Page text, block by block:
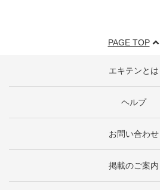
PAGE TOP
エキテンとは
ヘルプ
お問い合わせ
掲載のご案内